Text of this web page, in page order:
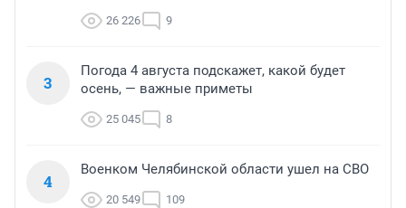
26 226 9
3
Погода 4 августа подскажет, какой будет
осень, — важные приметы
25 045 8
4
Военком Челябинской области ушел на СВО
20 549 109